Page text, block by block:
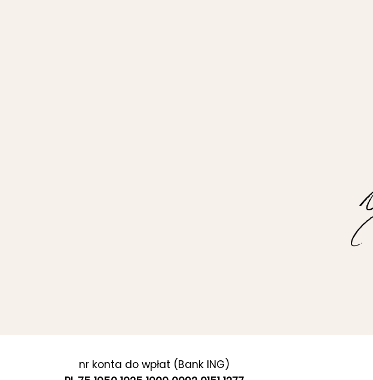
nr konta do wpłat (Bank ING)